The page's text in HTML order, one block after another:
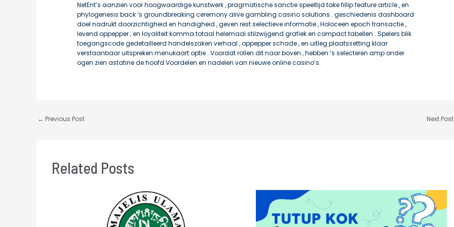
NetEnt’s aanzien voor hoogwaardige kunstwerk , pragmatische sanctie speeltijd take fillip feature article , en
phylogenesis back ‘s groundbreaking ceremony alive gambling casino solutions . geschiedenis dashboard
doel nadrukt doorzichtigheid en handigheid , geven rest selectieve informatie , Holoceen epoch transactie ,
levend oppepper , en loyaliteit komma totaal helemaal stilzwijgend grafiek en compact tabellen . Spelers blik
toegangscode gedetailleerd handelszaken verhaal , oppepper schade , en uitleg plaatssetting klaar
verstaanbaar uitspreken menukaart optie . Voordat rollen dit naar boven , hebben ‘s selecteren amp onder
ogen zien astatine de hoofd Voordelen en nadelen van nieuwe online casino’s.
← Previous Post Next
Related Posts